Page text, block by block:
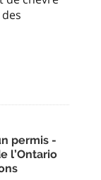
permis -
l’Ontario